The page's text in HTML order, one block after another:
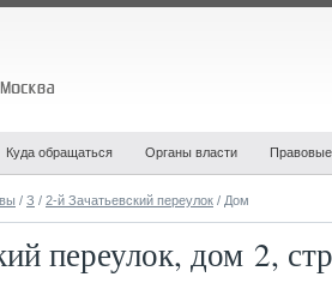
Куда обращаться Органы власти
/ З / 2-й Зачатьевский переулок / Дом
переулок, дом 2,